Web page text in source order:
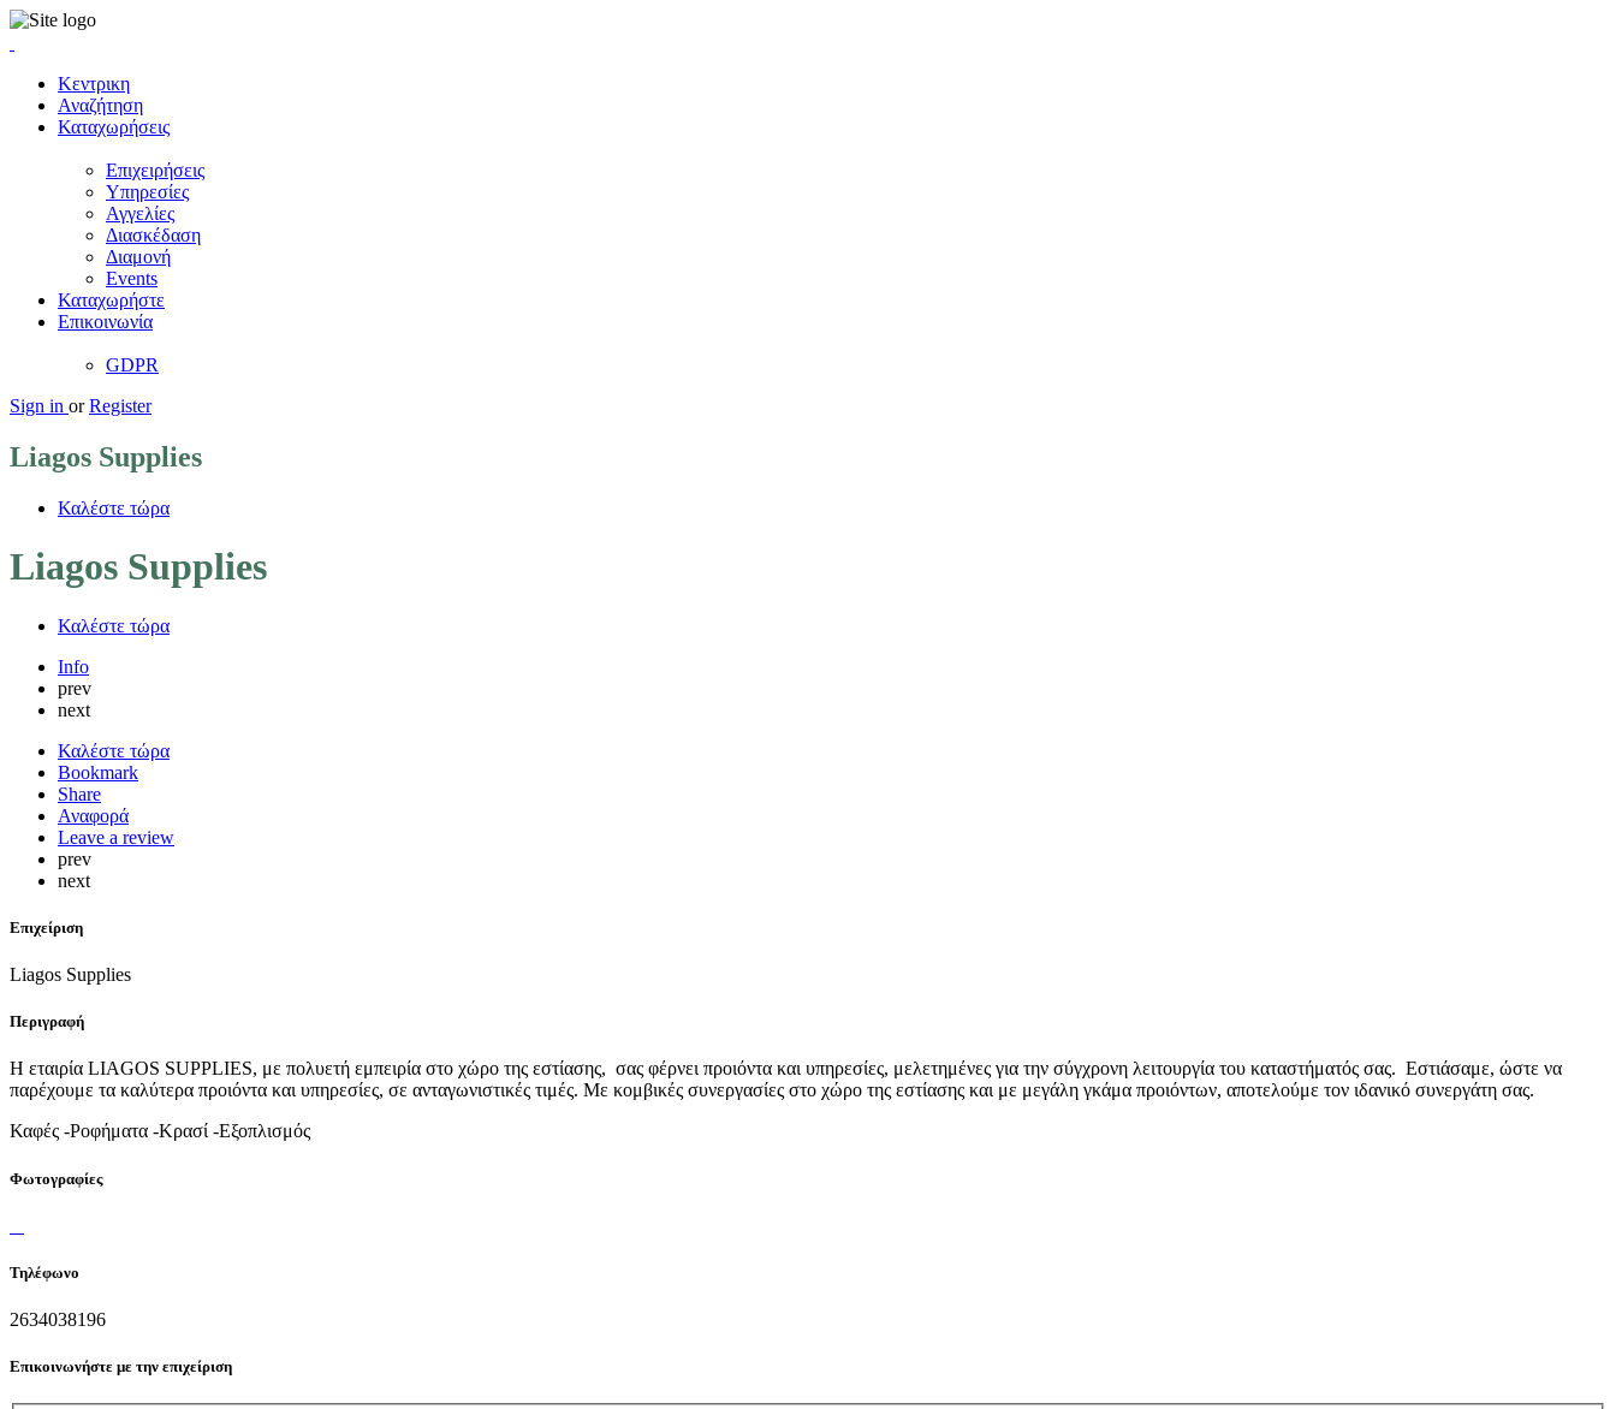
Κεντρικη
Αναζήτηση
Καταχωρήσεις
Επιχειρήσεις
Υπηρεσίες
Αγγελίες
Διασκέδαση
Διαμονή
Events
Καταχωρήστε
Επικοινωνία
GDPR
Sign in or Register
Liagos Supplies
Καλέστε τώρα
Liagos Supplies
Καλέστε τώρα
Info
prev
next
Καλέστε τώρα
Bookmark
Share
Αναφορά
Leave a review
prev
next
Επιχείριση
Liagos Supplies
Περιγραφή
Η εταιρία LIAGOS SUPPLIES, με πολυετή εμπειρία στο χώρο της εστίασης, σας φέρνει προιόντα και υπηρεσίες, μελετημένες για την σύγχρονη λειτουργία του καταστήματός σας. Εστιάσαμε, ώστε να
παρέχουμε τα καλύτερα προιόντα και υπηρεσίες, σε ανταγωνιστικές τιμές. Με κομβικές συνεργασίες στο χώρο της εστίασης και με μεγάλη γκάμα προιόντων, αποτελούμε τον ιδανικό συνεργάτη σας.
Καφές -Ροφήματα -Κρασί -Εξοπλισμός
Φωτογραφίες
Τηλέφωνο
2634038196
Επικοινωνήστε με την επιχείριση